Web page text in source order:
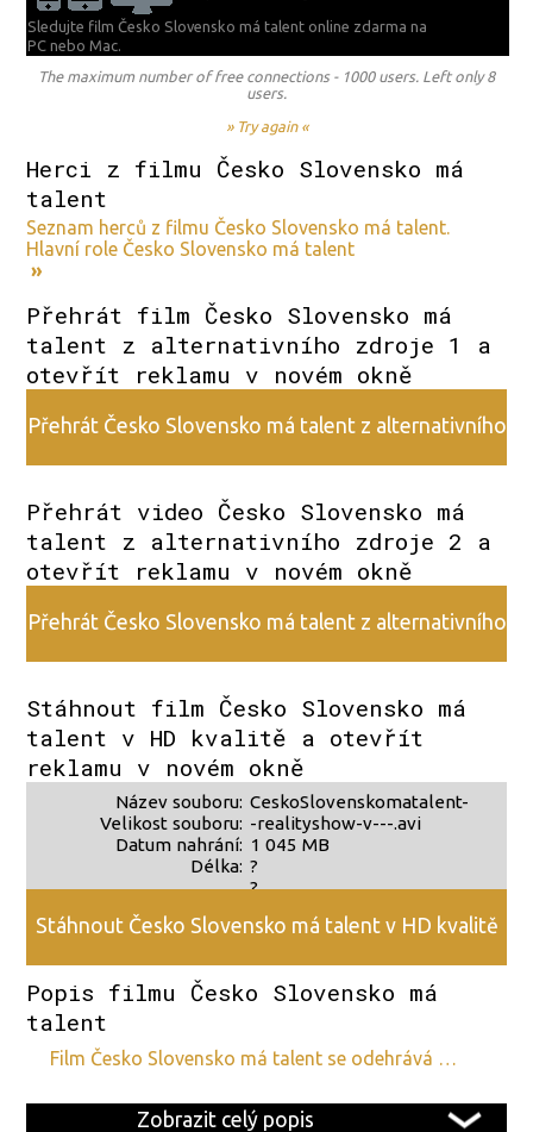
Sledujte film Česko Slovensko má talent online zdarma na
PC nebo Mac.
The maximum number of free connections - 1000 users. Left only 8
users.
» Try again «
Herci z filmu Česko Slovensko má
talent
Seznam herců z filmu Česko Slovensko má talent.
Hlavní role Česko Slovensko má talent
»
Přehrát film Česko Slovensko má
talent z alternativního zdroje 1 a
otevřít reklamu v novém okně
Přehrát Česko Slovensko má talent z alternativního
Přehrát video Česko Slovensko má
talent z alternativního zdroje 2 a
otevřít reklamu v novém okně
Přehrát Česko Slovensko má talent z alternativního
Stáhnout film Česko Slovensko má
talent v HD kvalitě a otevřít
reklamu v novém okně
Název souboru:
Velikost souboru:
Datum nahrání:
Délka:
CeskoSlovenskomatalent-
-realityshow-v---.avi
1 045 MB
?
?
Stáhnout Česko Slovensko má talent v HD kvalitě
Popis filmu Česko Slovensko má
talent
film Česko Slovensko má talent se odehrává …
Zobrazit celý popis